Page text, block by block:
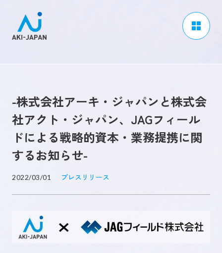
CSR / ダイバーシティ
採用情報
ブログ
-株式会社アーキ・ジャパンと株式会
社アクト・ジャパン、JAGフィール
ドによる戦略的資本・業務提携に関
するお知らせ-
2022/03/01 プレスリリース